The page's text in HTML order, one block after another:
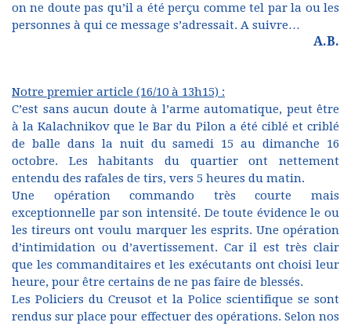
on ne doute pas qu’il a été perçu comme tel par la ou les
personnes à qui ce message s’adressait. A suivre…
A.B.
Notre premier article (16/10 à 13h15) :
C’est sans aucun doute à l’arme automatique, peut être
à la Kalachnikov que le Bar du Pilon a été ciblé et criblé
de balle dans la nuit du samedi 15 au dimanche 16
octobre. Les habitants du quartier ont nettement
entendu des rafales de tirs, vers 5 heures du matin.
Une opération commando très courte mais
exceptionnelle par son intensité. De toute évidence le ou
les tireurs ont voulu marquer les esprits. Une opération
d’intimidation ou d’avertissement. Car il est très clair
que les commanditaires et les exécutants ont choisi leur
heure, pour être certains de ne pas faire de blessés.
Les Policiers du Creusot et la Police scientifique se sont
rendus sur place pour effectuer des opérations. Selon nos